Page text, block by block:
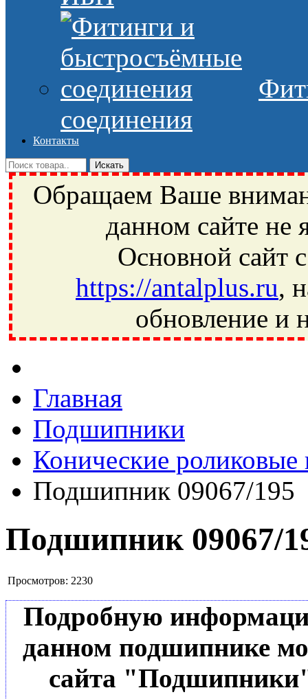
соединения
Контакты
Обращаем Ваше
данном сайте не
Основной сайт
https://antalplus.ru,
обновление и
Ивантеевка, подшипники, пневматика, метизы, техника,
Главная
Подшипники
Конические
Подшипник 09067/195
Подшипник 09067/
Просмотров: 2230
Подробную
данном подшипнике
сайта